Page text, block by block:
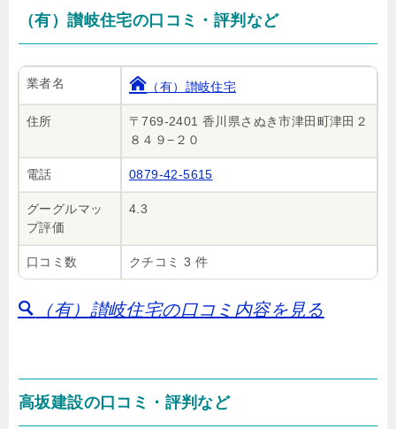
（有）讃岐住宅の口コミ・評判など
業者名 （有）讃岐住宅
住所
〒769-2401 香川県さぬき市津田町津田２
８４９−２０
電話 0879-42-5615
グーグルマッ
プ評価
4.3
口コミ数 クチコミ 3 件
（有）讃岐住宅の口コミ内容を見る
高坂建設の口コミ・評判など